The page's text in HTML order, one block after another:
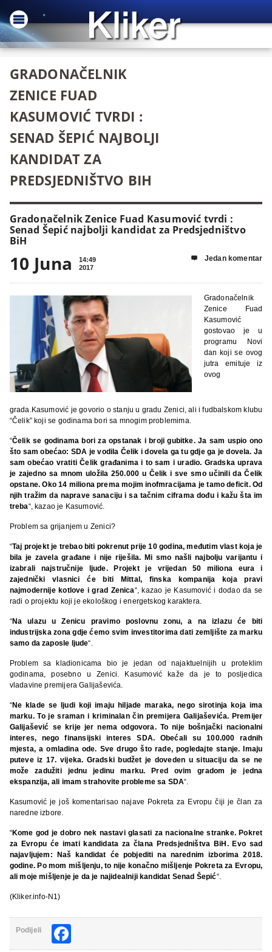
GRADONAČELNIK
ZENICE FUAD
KASUMOVIĆ TVRDI :
SENAD ŠEPIĆ NAJBOLJI
KANDIDAT ZA
PREDSJEDNIŠTVO BIH
Gradonačelnik Zenice Fuad Kasumović tvrdi :
Senad Šepić najbolji kandidat za Predsjedništvo
BiH
10 Juna
14:49
2017
 Jedan komentar
Gradonačelnik
Zenice Fuad
Kasumović
gostovao je u
programu Novi
dan koji se ovog
jutra emituje iz
ovog
grada.Kasumović je govorio o stanju u gradu Zenici, ali i fudbalskom klubu
“Čelik” koji se godinama bori sa mnogim problemima.
“Čelik se godinama bori za opstanak i broji gubitke. Ja sam uspio ono
što sam obećao: SDA je vodila Čelik i dovela ga tu gdje ga je dovela. Ja
sam obećao vratiti Čelik građanima i to sam i uradio. Gradska uprava
je zajedno sa mnom uložila 250.000 u Čelik i sve smo učinili da Čelik
opstane. Oko 14 miliona prema mojim inofmracijama je tamo deficit. Od
njih tražim da naprave sanaciju i sa tačnim ciframa dođu i kažu šta im
treba“, kazao je Kasumović.
Problem sa grijanjem u Zenici?
“Taj projekt je trebao biti pokrenut prije 10 godina, međutim vlast koja je
bila je zavela građane i nije riješila. Mi smo našli najbolju varijantu i
izabrali najstručnije ljude. Projekt je vrijedan 50 miliona eura i
zajednički vlasnici će biti Mittal, finska kompanija koja pravi
najmodernije kotlove i grad Zenica“, kazao je Kasumović i dodao da se
radi o projektu koji je ekološkog i energetskog karaktera.
“Na ulazu u Zenicu pravimo poslovnu zonu, a na izlazu će biti
industrijska zona gdje ćemo svim investitorima dati zemljište za marku
samo da zaposle ljude“.
Problem sa kladionicama bio je jedan od najaktuelnijih u proteklim
godinama, posebno u Zenici. Kasumović kaže da je to posljedica
vladavine premijera Galijaševića.
“Ne klade se ljudi koji imaju hiljade maraka, nego sirotinja koja ima
marku. To je sraman i kriminalan čin premijera Galijaševića. Premijer
Galijašević se krije jer nema odgovora. To nije bošnjački nacionalni
interes, nego finansijski interes SDA. Obećali su 100.000 radnih
mjesta, a omladina ode. Sve drugo što rade, pogledajte stanje. Imaju
puteve iz 17. vijeka. Gradski budžet je doveden u situaciju da se ne
može zadužiti jednu jedinu marku. Pred ovim gradom je jedna
ekspanzija, ali imam strahovite probleme sa SDA“.
Kasumović je još komentarisao najave Pokreta za Evropu čiji je član za
naredne izbore.
“Kome god je dobro nek nastavi glasati za nacionalne stranke. Pokret
za Evropu će imati kandidata za člana Predsjedništva BiH. Evo sad
najavljujem: Naš kandidat će pobjediti na narednim izborima 2018.
godine. Po mom mišljenju, to nije konačno mišljenje Pokreta za Evropu,
ali moje mišljenje je da je najidealniji kandidat Senad Šepić“.
(Kliker.info-N1)
Podijeli